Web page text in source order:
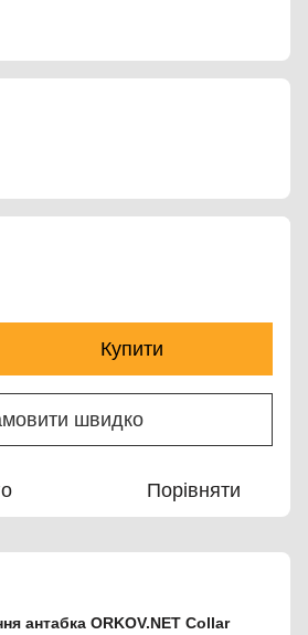
Купити
швидко
Порівняти
антабка ORKOV.NET Collar